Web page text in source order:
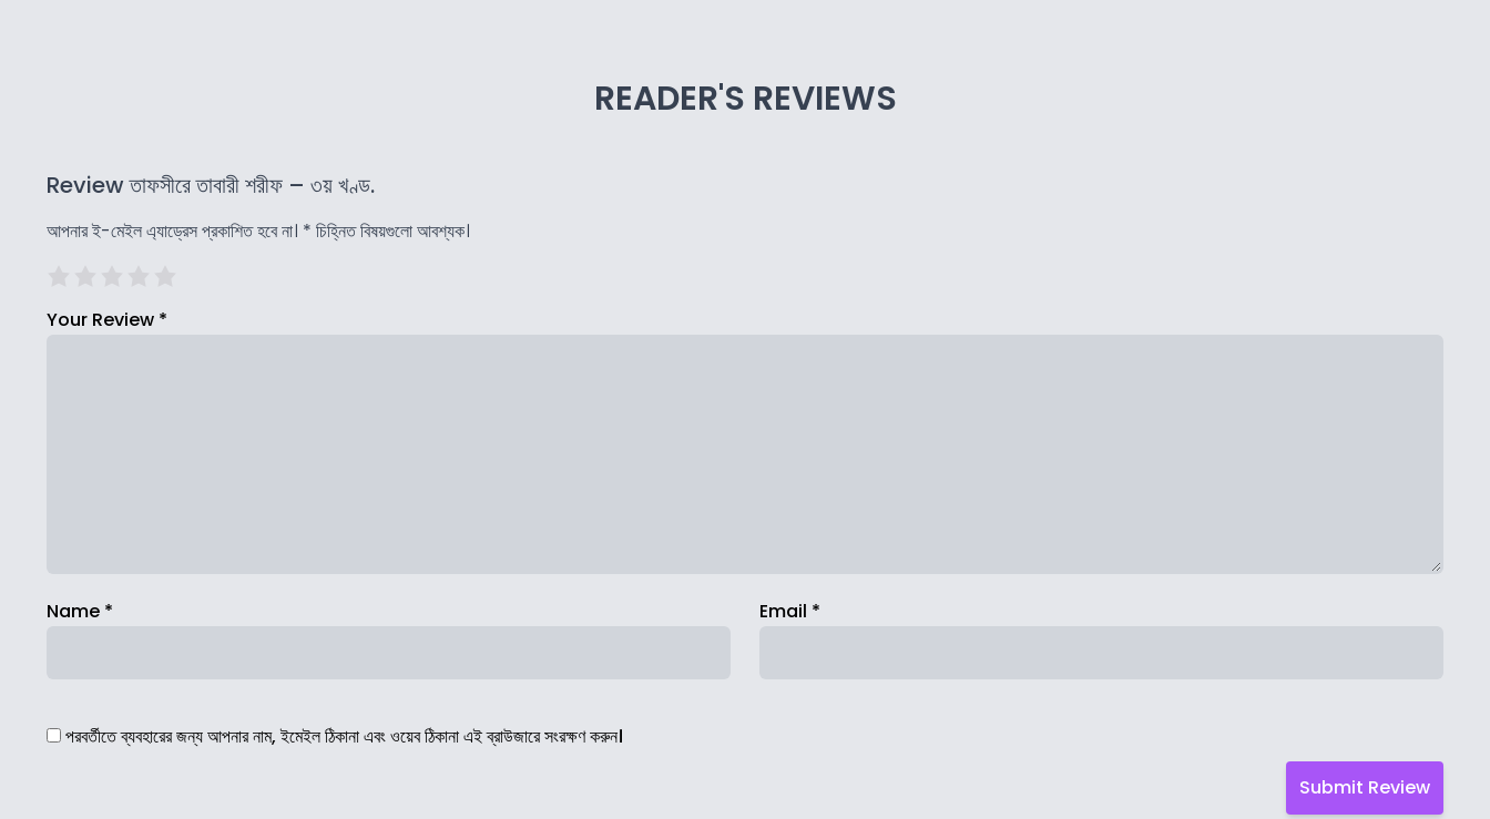
READER'S REVIEWS
Review তাফসীরে তাবারী শরীফ – ৩য় খণ্ড.
আপনার ই-মেইল এ্যাড্রেস প্রকাশিত হবে না। * চিহ্নিত বিষয়গুলো আবশ্যক।
Your Review *
Name * Email *
পরবর্তীতে ব্যবহারের জন্য আপনার নাম, ইমেইল ঠিকানা এবং ওয়েব ঠিকানা এই ব্রাউজারে সংরক্ষণ করুন।